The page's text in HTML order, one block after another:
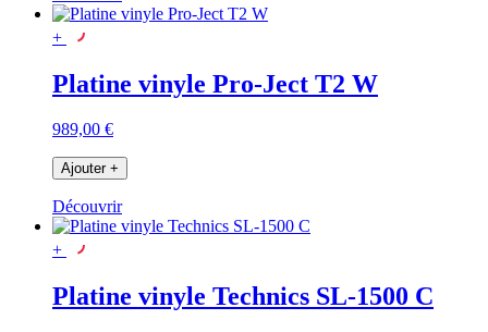
+
Platine vinyle Pro-Ject T2 W
989,00 €
Ajouter +
Découvrir
+
Platine vinyle Technics SL-1500 C